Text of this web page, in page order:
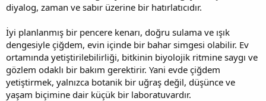
diyalog, zaman ve sabır üzerine bir hatırlatıcıdır.
İyi planlanmış bir pencere kenarı, doğru sulama ve ışık
dengesiyle çiğdem, evin içinde bir bahar simgesi olabilir. Ev
ortamında yetiştirilebilirliği, bitkinin biyolojik ritmine saygı ve
gözlem odaklı bir bakım gerektirir. Yani evde çiğdem
yetiştirmek, yalnızca botanik bir uğraş değil, düşünce ve
yaşam biçimine dair küçük bir laboratuvardır.